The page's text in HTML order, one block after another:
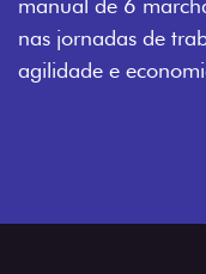
manual de 6
nas jornadas de
agilidade e